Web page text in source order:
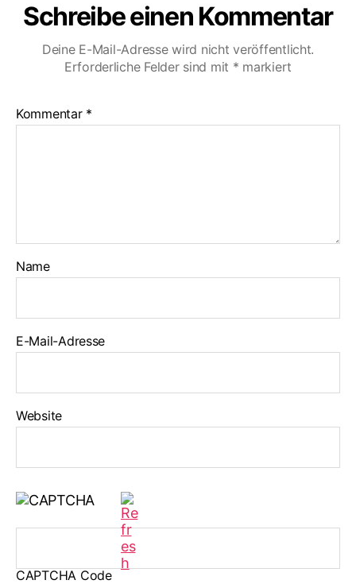
Schreibe einen Kommentar
Deine E-Mail-Adresse wird nicht veröffentlicht.
Erforderliche Felder sind mit * markiert
Kommentar *
Name
E-Mail-Adresse
Website
CAPTCHA Code